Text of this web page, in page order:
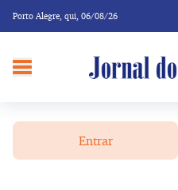
Porto Alegre, qui, 06/08/26
Entrar